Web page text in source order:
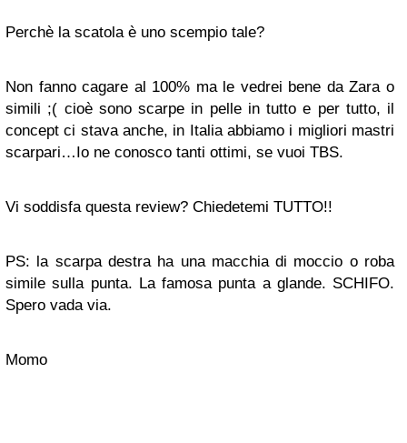
Perchè la scatola è uno scempio tale?
Non fanno cagare al 100% ma le vedrei bene da Zara o
simili ;( cioè sono scarpe in pelle in tutto e per tutto, il
concept ci stava anche, in Italia abbiamo i migliori mastri
scarpari…Io ne conosco tanti ottimi, se vuoi TBS.
Vi soddisfa questa review? Chiedetemi TUTTO!!
PS: la scarpa destra ha una macchia di moccio o roba
simile sulla punta. La famosa punta a glande. SCHIFO.
Spero vada via.
Momo